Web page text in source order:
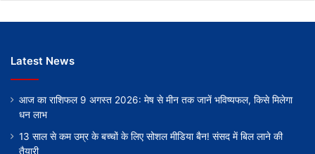
Latest News
आज का राशिफल 9 अगस्त 2026: मेष से मीन तक जानें भविष्यफल, किसे मिलेगा
धन लाभ
13 साल से कम उम्र के बच्चों के लिए सोशल मीडिया बैन! संसद में बिल लाने की
तैयारी